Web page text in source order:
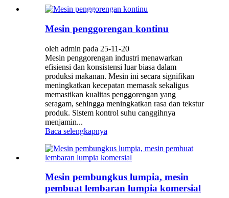
Mesin penggorengan kontinu
oleh admin pada 25-11-20
Mesin penggorengan industri menawarkan
efisiensi dan konsistensi luar biasa dalam
produksi makanan. Mesin ini secara signifikan
meningkatkan kecepatan memasak sekaligus
memastikan kualitas penggorengan yang
seragam, sehingga meningkatkan rasa dan tekstur
produk. Sistem kontrol suhu canggihnya
menjamin...
Baca selengkapnya
Mesin pembungkus lumpia, mesin
pembuat lembaran lumpia komersial